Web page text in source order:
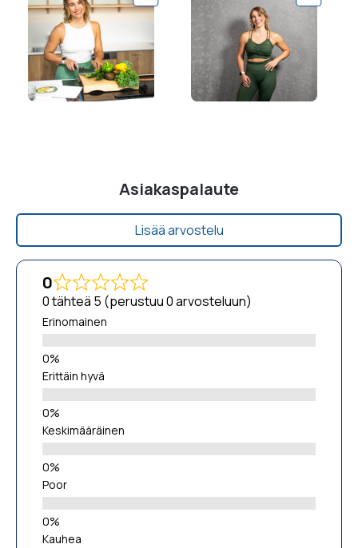
Asiakaspalaute
Lisää arvostelu
0
0 tähteä 5 (perustuu 0 arvosteluun)
Erinomainen
Erittäin hyvä
Keskimääräinen
Poor
Kauhea